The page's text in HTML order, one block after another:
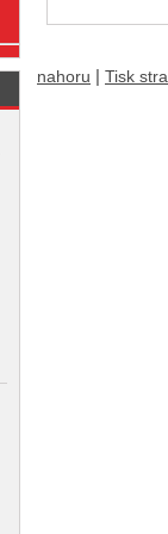
nahoru Tisk